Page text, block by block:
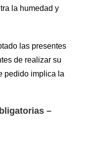
la humedad y
las presentes
de realizar su
pedido implica la
–